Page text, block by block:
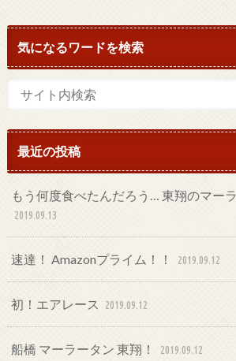
気になるワードを検索
最近の投稿
もう何度食べたんだろう… 東翔のマーラ
2019.09.13
速達！ Amazonプライム！！ 2019.09.12
初！エアレース 2019.09.12
船橋 マーラータン 東翔！ 2019.09.12